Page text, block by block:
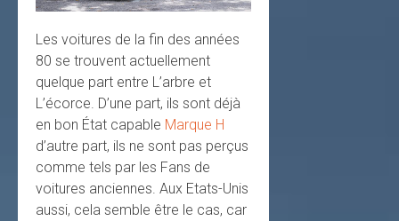
Les voitures de la fin des années
80 se trouvent actuellement
quelque part entre L’arbre et
L’écorce. D’une part, ils sont déjà
en bon État capable Marque H
d’autre part, ils ne sont pas perçus
comme tels par les Fans de
voitures anciennes. Aux Etats-Unis
aussi, cela semble être le cas, car